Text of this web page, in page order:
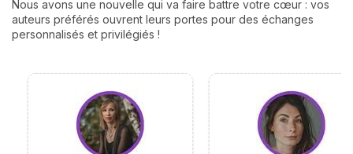
Nous avons une nouvelle qui va faire battre votre cœur : vos
auteurs préférés ouvrent leurs portes pour des échanges
personnalisés et privilégiés !